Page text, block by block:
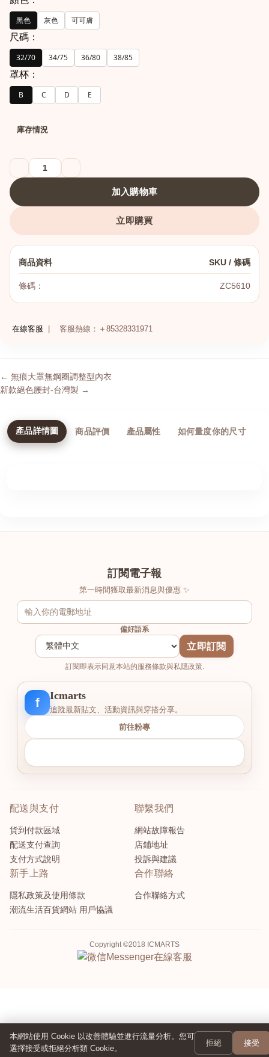
黑色 灰色 可可膚
尺碼：
32/70 34/75 36/80 38/85
罩杯：
B C D E
庫存情況
加入購物車
立即購買
商品資料 SKU / 條碼
條碼： ZC5610
在線客服 客服熱線：＋85328331971
← 無痕大罩無鋼圈調整型內衣
新款絕色腰封-台灣製 →
產品詳情圖 商品評價 產品屬性 如何量度你的尺寸
訂閱電子報
第一時間獲取最新消息與優惠 ✨
偏好語系
立即訂閱
訂閱即表示同意本站的服務條款與私隱政策.
f
Icmarts
追蹤最新貼文、活動資訊與穿搭分享。
前往粉專
配送與支付
貨到付款區域
配送支付查詢
支付方式說明
聯繫我們
網站故障報告
店鋪地址
投訴與建議
新手上路
隱私政策及使用條款
潮流生活百貨網站 用戶協議
合作聯絡
合作聯絡方式
Copyright ©2018 ICMARTS
Messenger在線客服
本網站使用 Cookie 以改善體驗並進行流量分析。您可
選擇接受或拒絕分析類 Cookie。
拒絕 接受